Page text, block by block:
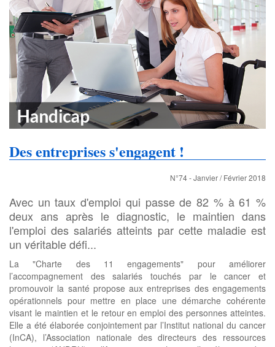
Des entreprises s'engagent !
N°74 - Janvier / Février 2018
Avec un taux d'emploi qui passe de 82 % à 61 %
deux ans après le diagnostic, le maintien dans
l'emploi des salariés atteints par cette maladie est
un véritable défi...
La "Charte des 11 engagements" pour améliorer
l’accompagnement des salariés touchés par le cancer et
promouvoir la santé propose aux entreprises des engagements
opérationnels pour mettre en place une démarche cohérente
visant le maintien et le retour en emploi des personnes atteintes.
Elle a été élaborée conjointement par l’Institut national du cancer
(InCA), l’Association nationale des directeurs des ressources